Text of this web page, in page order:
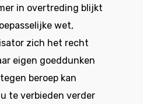
in overtreding blijkt
wet,
zich het recht
eigen goeddunken
beroep kan
te verbieden verder